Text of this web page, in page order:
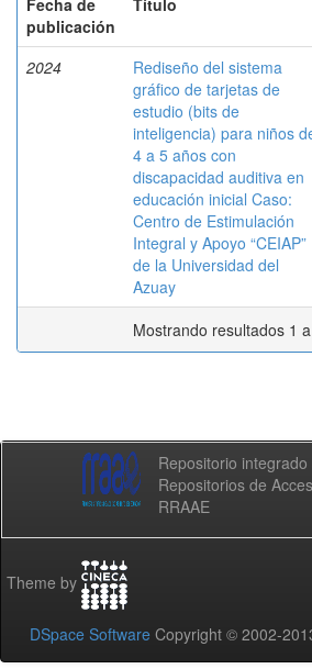
Fecha de
publicación
Título
2024
Rediseño del sistema
gráfico de tarjetas de
estudio (bits de
inteligencia) para niños
4 a 5 años con
discapacidad auditiva en
educación inicial Caso:
Centro de Estimulación
Integral y Apoyo “CEIAP”
de la Universidad del
Azuay
Mostrando resultados 1
Repositorio
Repositorios de
RRAAE
Theme by
DSpace Software Copyright © 2002-